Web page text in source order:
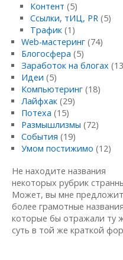
Контент (5)
Ссылки, тИЦ, PR (5)
Трафик (1)
Web-мастеринг(74)
Блогосфера (5)
Заработок на блогах
Идеи (5)
Компьютеринг(18)
Лайфхак(29)
Потеха (15)
Размышлизмы (72)
События (19)
Умом постижимо (12)
Не находите названия
некоторых рубрик
Может, вы мне
более грамотные
которые бы отражали ту
суть в той же краткой